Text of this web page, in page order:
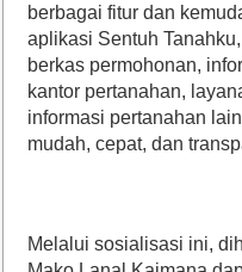
berbagai fitur dan
aplikasi Sentuh
berkas permohonan,
kantor pertanahan,
informasi pertanahan
mudah, cepat, dan
Melalui sosialisasi ini,